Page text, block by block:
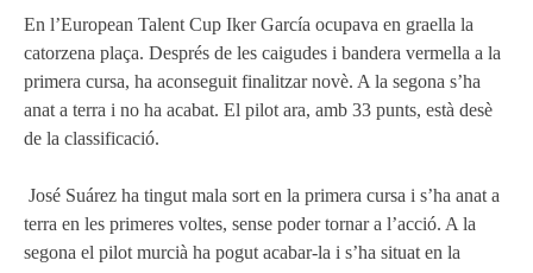
En l’European Talent Cup Iker García ocupava en graella la
catorzena plaça. Després de les caigudes i bandera vermella a la
primera cursa, ha aconseguit finalitzar novè. A la segona s’ha
anat a terra i no ha acabat. El pilot ara, amb 33 punts, està desè
de la classificació.
José Suárez ha tingut mala sort en la primera cursa i s’ha anat a
terra en les primeres voltes, sense poder tornar a l’acció. A la
segona el pilot murcià ha pogut acabar-la i s’ha situat en la